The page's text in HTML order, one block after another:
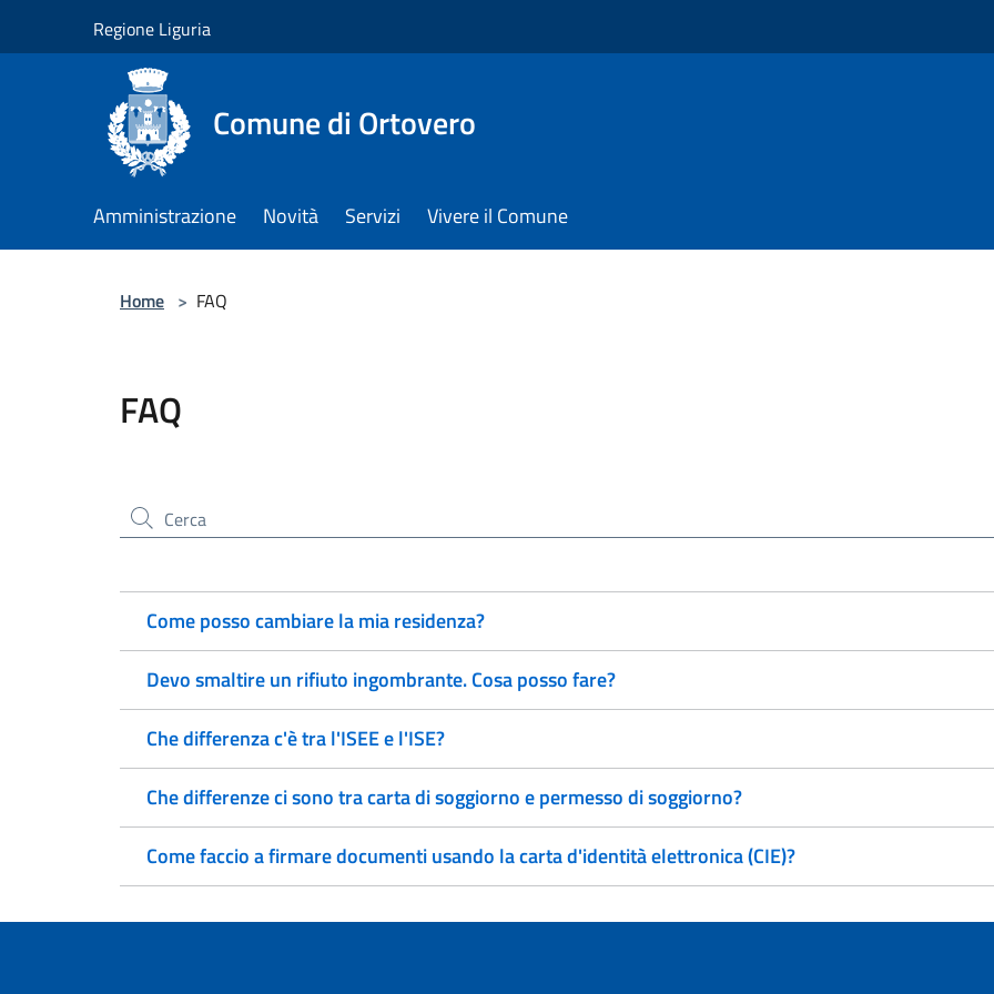
Regione Liguria
Comune di Ortovero
Amministrazione Novità Servizi Vivere il Comune
Home > FAQ
FAQ
Cerca nel sito
Come posso cambiare la mia residenza?
Devo smaltire un rifiuto ingombrante. Cosa posso fare?
Che differenza c'è tra l'ISEE e l'ISE?
Che differenze ci sono tra carta di soggiorno e permesso di soggiorno?
Come faccio a firmare documenti usando la carta d'identità elettronica (CIE)?